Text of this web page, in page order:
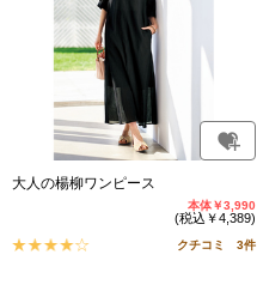
大人の楊柳ワンピース
本体￥3,990
(税込￥4,389)
クチコミ 3件